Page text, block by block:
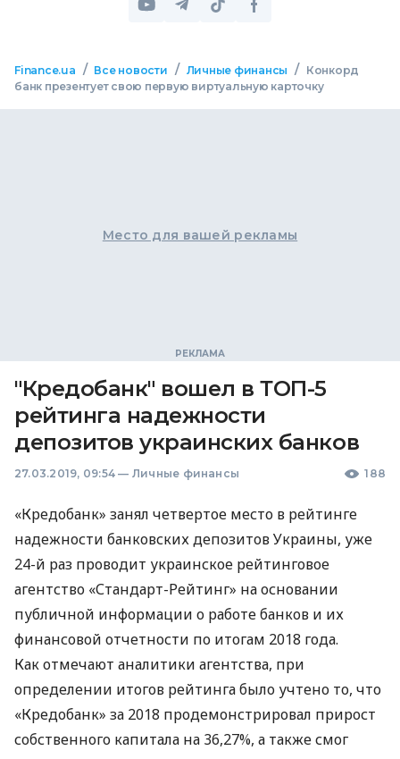
Finance.ua / Все новости / Личные финансы /
Конкорд
банк презентует свою первую виртуальную карточку
Место для вашей рекламы
"Кредобанк" вошел в ТОП-5
рейтинга надежности
депозитов украинских банков
27.03.2019, 09:54 — Личные финансы 188
«Кредобанк» занял четвертое место в рейтинге
надежности банковских депозитов Украины, уже
24-й раз проводит украинское рейтинговое
агентство «Стандарт-Рейтинг» на основании
публичной информации о работе банков и их
финансовой отчетности по итогам 2018 года.
Как отмечают аналитики агентства, при
определении итогов рейтинга было учтено то, что
«Кредобанк» за 2018 продемонстрировал прирост
собственного капитала на 36,27%, а также смог